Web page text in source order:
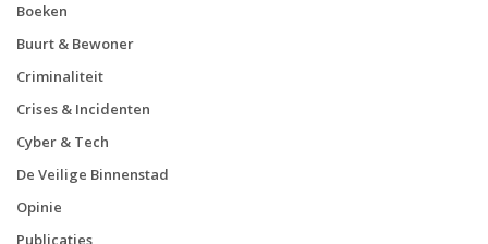
Boeken
Buurt & Bewoner
Criminaliteit
Crises & Incidenten
Cyber & Tech
De Veilige Binnenstad
Opinie
Publicaties